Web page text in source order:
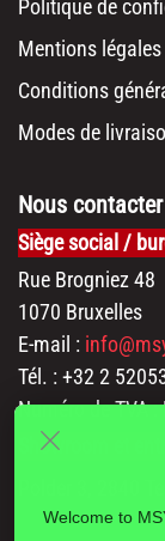
Politique de
Mentions légales
Conditions
Modes de
Nous contacter
Siège social /
Rue Brogniez 48
1070 Bruxelles
E-mail :
Tél. : +32 2
Numéro de TVA
Showroom et
Polder 3, 2840
Welcome to